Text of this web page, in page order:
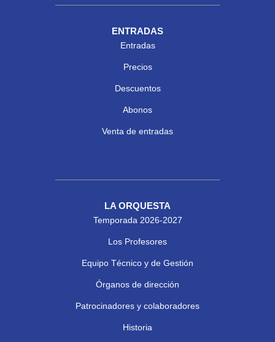
ENTRADAS
Entradas
Precios
Descuentos
Abonos
Venta de entradas
LA ORQUESTA
Temporada 2026-2027
Los Profesores
Equipo Técnico y de Gestión
Órganos de dirección
Patrocinadores y colaboradores
Historia